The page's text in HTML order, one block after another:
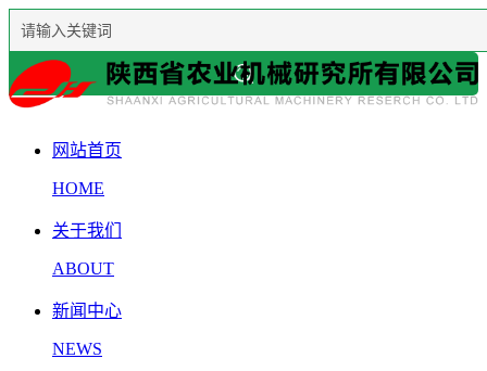
网站首页
HOME
关于我们
ABOUT
新闻中心
NEWS